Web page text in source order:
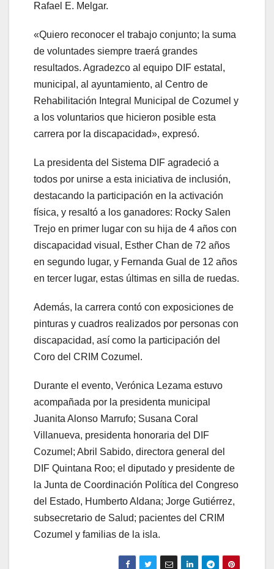
Rafael E. Melgar.
«Quiero reconocer el trabajo conjunto; la suma
de voluntades siempre traerá grandes
resultados. Agradezco al equipo DIF estatal,
municipal, al ayuntamiento, al Centro de
Rehabilitación Integral Municipal de Cozumel y
a los voluntarios que hicieron posible esta
carrera por la discapacidad», expresó.
La presidenta del Sistema DIF agradeció a
todos por unirse a esta iniciativa de inclusión,
destacando la participación en la activación
física, y resaltó a los ganadores: Rocky Salen
Trejo en primer lugar con su hija de 4 años con
discapacidad visual, Esther Chan de 72 años
en segundo lugar, y Fernanda Gual de 12 años
en tercer lugar, estas últimas en silla de ruedas.
Además, la carrera contó con exposiciones de
pinturas y cuadros realizados por personas con
discapacidad, así como la participación del
Coro del CRIM Cozumel.
Durante el evento, Verónica Lezama estuvo
acompañada por la presidenta municipal
Juanita Alonso Marrufo; Susana Coral
Villanueva, presidenta honoraria del DIF
Cozumel; Abril Sabido, directora general del
DIF Quintana Roo; el diputado y presidente de
la Junta de Coordinación Política del Congreso
del Estado, Humberto Aldana; Jorge Gutiérrez,
subsecretario de Salud; pacientes del CRIM
Cozumel y familias de la isla.